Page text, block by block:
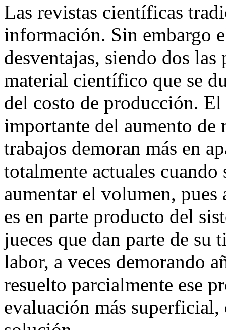
Las revistas científicas
información. Sin embargo
desventajas, siendo dos
material científico que se
del costo de producción.
importante del aumento
trabajos demoran más en
totalmente actuales
aumentar el volumen, pues
es en parte producto del
jueces que dan parte de su
labor, a veces demorando
resuelto parcialmente ese
evaluación más superficial,